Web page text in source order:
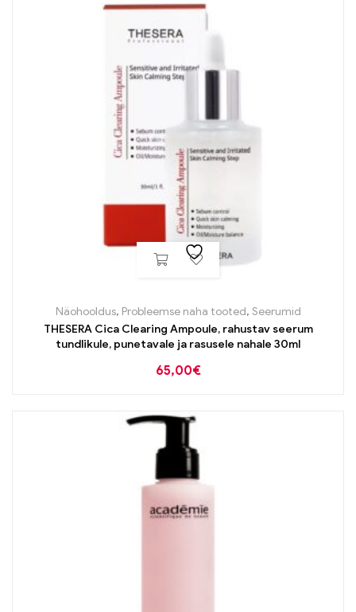
Näohooldus, Probleemse naha tooted, Seerumid
THESERA Cica Clearing Ampoule, rahustav seerum
tundlikule, punetavale ja rasusele nahale 30ml
65,00€